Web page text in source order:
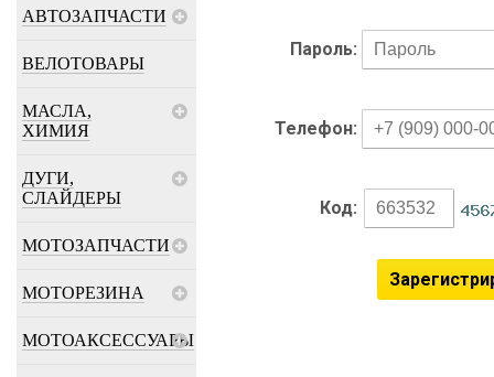
АВТОЗАПЧАСТИ
ВЕЛОТОВАРЫ
МАСЛА,
ХИМИЯ
ДУГИ,
СЛАЙДЕРЫ
МОТОЗАПЧАСТИ
МОТОРЕЗИНА
МОТОАКСЕССУАРЫ
Пароль:
Телефон:
Код: